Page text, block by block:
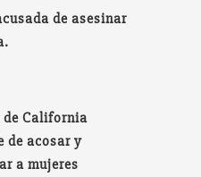
de asesinar
de California
de acosar y
a mujeres